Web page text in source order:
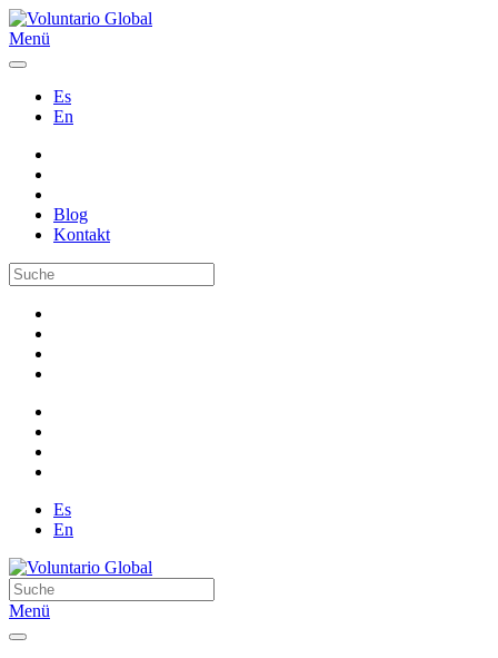
Menü
Es
En
Blog
Kontakt
Es
En
Menü